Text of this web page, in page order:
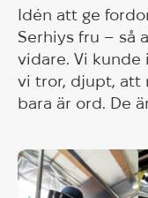
Idén att ge
Serhiys fru – så
vidare. Vi kunde
vi tror, djupt, att
bara är ord. De